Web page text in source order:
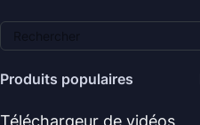
Produits populaires